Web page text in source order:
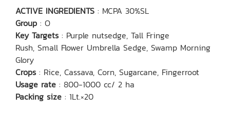
ACTIVE INGREDIENTS : MCPA 30%SL
Group : O
Key Targets: Purple nutsedge, Tall Fringe
Rush, Small Flower Umbrella Sedge, Swamp Morning
Glory
Crops: Rice, Cassava, Corn, Sugarcane, Fingerroot
Usage rate : 800-1000 cc/ 2 ha
Packing size : 1Lt.×20